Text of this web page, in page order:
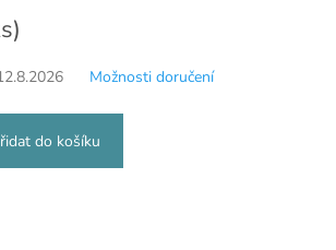
Možnosti doručení
do košíku